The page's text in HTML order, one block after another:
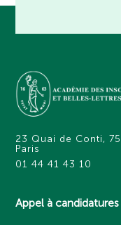
23 Quai de Conti,
Paris
01 44 41 43 10
Appel à candidatures